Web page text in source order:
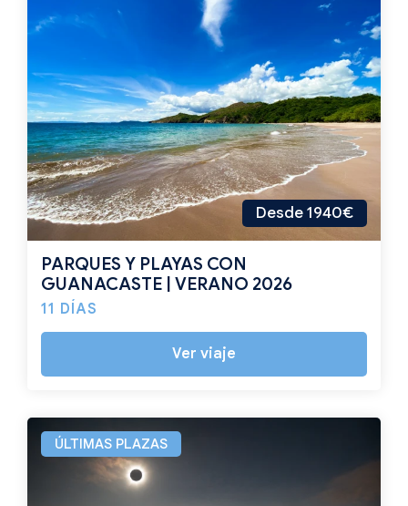
Desde 1940€
PARQUES Y PLAYAS CON
GUANACASTE | VERANO 2026
11 DÍAS
Ver viaje
ÚLTIMAS PLAZAS